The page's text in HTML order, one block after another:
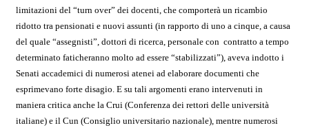
limitazioni del “turn over” dei docenti, che comporterà un ricambio
ridotto tra pensionati e nuovi assunti (in rapporto di uno a cinque, a causa
del quale “assegnisti”, dottori di ricerca, personale con contratto a tempo
determinato faticheranno molto ad essere “stabilizzati”), aveva indotto i
Senati accademici di numerosi atenei ad elaborare documenti che
esprimevano forte disagio. E su tali argomenti erano intervenuti in
maniera critica anche la Crui (Conferenza dei rettori delle università
italiane) e il Cun (Consiglio universitario nazionale), mentre numerosi